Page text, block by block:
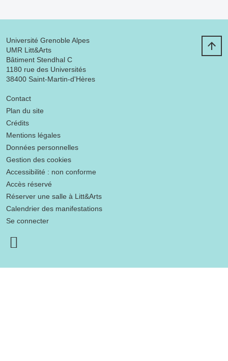
Université Grenoble Alpes
UMR Litt&Arts
Bâtiment Stendhal C
1180 rue des Universités
38400 Saint-Martin-d'Hères
Menu footer
Contact
Plan du site
Crédits
Mentions légales
Données personnelles
Gestion des cookies
Accessibilité : non conforme
Accès réservé
Réserver une salle à Litt&Arts
Calendrier des manifestations
Se connecter